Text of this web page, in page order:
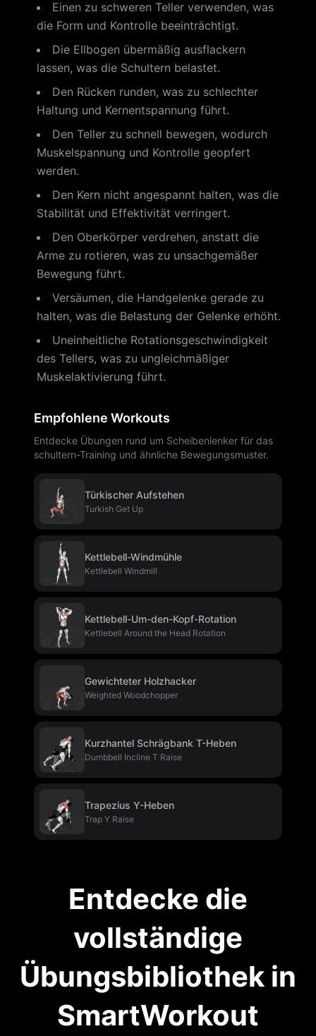
Einen zu schweren Teller verwenden, was
die Form und Kontrolle beeinträchtigt.
Die Ellbogen übermäßig ausflackern
lassen, was die Schultern belastet.
Den Rücken runden, was zu schlechter
Haltung und Kernentspannung führt.
Den Teller zu schnell bewegen, wodurch
Muskelspannung und Kontrolle geopfert
werden.
Den Kern nicht angespannt halten, was die
Stabilität und Effektivität verringert.
Den Oberkörper verdrehen, anstatt die
Arme zu rotieren, was zu unsachgemäßer
Bewegung führt.
Versäumen, die Handgelenke gerade zu
halten, was die Belastung der Gelenke erhöht.
Uneinheitliche Rotationsgeschwindigkeit
des Tellers, was zu ungleichmäßiger
Muskelaktivierung führt.
Empfohlene Workouts
Entdecke Übungen rund um Scheibenlenker für das
schultern-Training und ähnliche Bewegungsmuster.
Türkischer Aufstehen
Turkish Get Up
Kettlebell-Windmühle
Kettlebell Windmill
Kettlebell-Um-den-Kopf-Rotation
Kettlebell Around the Head Rotation
Gewichteter Holzhacker
Weighted Woodchopper
Kurzhantel Schrägbank T-Heben
Dumbbell Incline T Raise
Trapezius Y-Heben
Trap Y Raise
Entdecke die
vollständige
Übungsbibliothek in
SmartWorkout